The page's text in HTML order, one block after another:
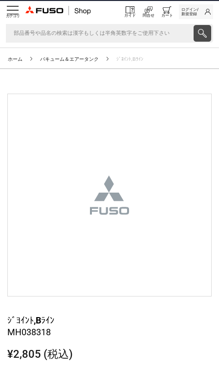
カテゴリ ガイド 問合せ カート
ログイン/
新規登録
ホーム バキューム＆エアータンク ｼﾞﾖｲﾝﾄ,Bﾗｲﾝ
ｼﾞﾖｲﾝﾄ,Bﾗｲﾝ
MH038318
¥2,805 (税込)